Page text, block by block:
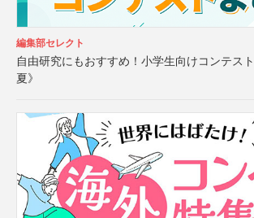
編集部セレクト
自由研究にもおすすめ！小学生向けコンテス
夏》